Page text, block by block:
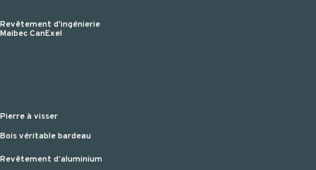
Revêtement d'ingénierie
Maibec CanExel
Pierre à visser
Bois véritable bardeau
Revêtement d’aluminium